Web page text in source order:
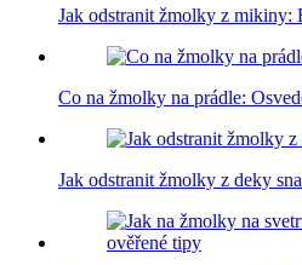
Jak odstranit žmolky z mikiny:
Co na žmolky na prádle:
Jak odstranit žmolky z deky